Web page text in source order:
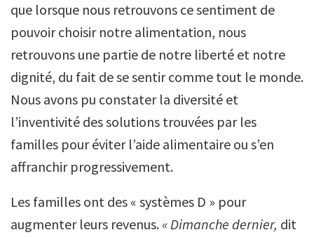
que lorsque nous retrouvons ce sentiment de
pouvoir choisir notre alimentation, nous
retrouvons une partie de notre liberté et notre
dignité, du fait de se sentir comme tout le monde.
Nous avons pu constater la diversité et
l’inventivité des solutions trouvées par les
familles pour éviter l’aide alimentaire ou s’en
affranchir progressivement.
Les familles ont des « systèmes D » pour
augmenter leurs revenus. «Dimanche dernier, dit